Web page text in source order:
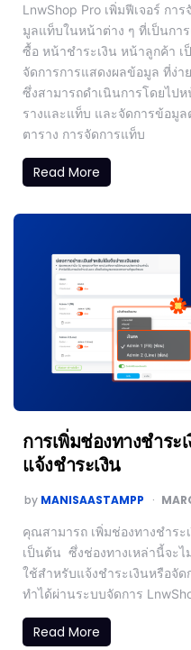
LnwShop Pro เพิ่มฟีเจอร์ กา
มูลแท็บในหน้าต่าง ๆ ที่เป็นกา
ซื้อ หน้าชำระเงิน หน้าลูกค้า
จัดการการแสดงผลข้อมูล ที่ง่
ซึ่งสามารถดำเนินการโดยไป
รางและแท็บ และจัดการข้อมูล
ตาราง การจัดการแท็บ
Read More
การเพิ่มช่องทางชำระ
แจ้งชำระเงิน
by MANISAASTAMPP
คุณสามารถ เพิ่มช่องทางชำระ
เป็นต้น ซึ่งช่องทางเหล่านี้จะ
ใช้สำหรับแจ้งชำระเงินหรือจั
ทำได้ผ่านระบบจัดการ
Read More